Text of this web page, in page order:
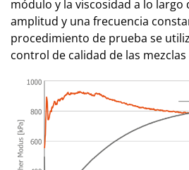
módulo y la viscosidad a lo
amplitud y una frecuencia
procedimiento de prueba se
control de calidad de las